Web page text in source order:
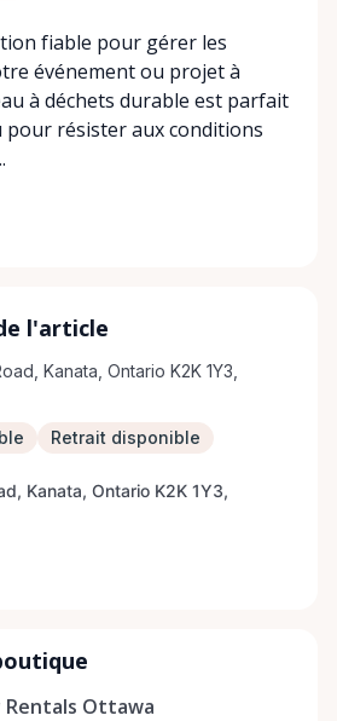
fiable pour gérer les
événement ou projet à
à déchets durable est parfait
pour résister aux conditions
l'article
Kanata, Ontario K2K 1Y3,
Retrait disponible
Rentals Ottawa